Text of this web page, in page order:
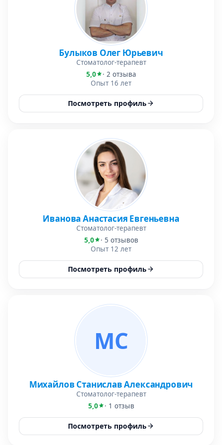
Булыков Олег Юрьевич
Стоматолог-терапевт
5,0
· 2 отзыва
Опыт 16 лет
Посмотреть профиль
Иванова Анастасия Евгеньевна
Стоматолог-терапевт
5,0
· 5 отзывов
Опыт 12 лет
Посмотреть профиль
МС
Михайлов Станислав Александрович
Стоматолог-терапевт
5,0
· 1 отзыв
Посмотреть профиль